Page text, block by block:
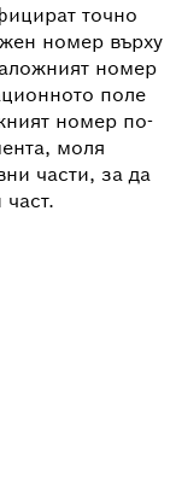
точно
номер върху
номер
поле
номер по-
моля
части, за да